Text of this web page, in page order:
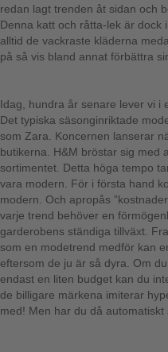
redan lagt trenden åt sidan och
Denna katt och råtta-lek är dock
alltid de vackraste kläderna
på så vis bland annat förbättra
Idag, hundra år senare lever vi i
Det typiska säsonginriktade
som Zara. Koncernen lanserar
butikerna. H&M bröstar sig med
sortimentet. Detta höga tempo
vara modern. För i första hand
modern. Och apropås
varje trend behöver en
garderobens ständiga tillväxt.
som en modetrend medför kan
eftersom de ju är så dyra. Om
endast en liten budget kan du
de billigare märkena imiterar
med! Men har du då automatiskt